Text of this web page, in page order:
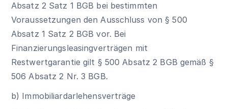
Absatz 2 Satz 1 BGB bei bestimmten
Voraussetzungen den Ausschluss von § 500
Absatz 1 Satz 2 BGB vor. Bei
Finanzierungsleasingverträgen mit
Restwertgarantie gilt § 500 Absatz 2 BGB gemäß §
506 Absatz 2 Nr. 3 BGB.
b) Immobiliardarlehensverträge